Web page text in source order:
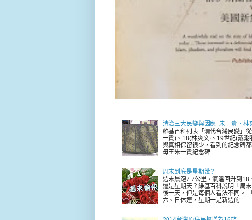
清治三大民變與因應- 朱一貴、林
維基百科列表「清代台灣民變」
一貴)、18(林爽文)、19世紀(戴
與真相保留很少，看到的紀念碑
母王朱一貴紀念碑 ...
周末到底是星期幾？
週末晨跑7.7公里，氣溫回升到18
還是星期天？維基百科説明「周
後一天，但是每個人看法不同。
六、日休連，星期一是新週的...